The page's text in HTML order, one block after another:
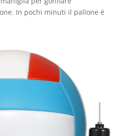
In pochi minuti il pallone è